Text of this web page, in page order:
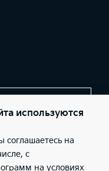
(Фактический
+7 (3812) 90-65-
ООО «Киа Россия
используются
соглашаетесь на
с
на условиях